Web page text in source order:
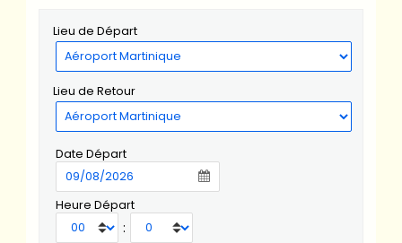
Lieu de Départ
Lieu de Retour
Date Départ
Heure Départ
: